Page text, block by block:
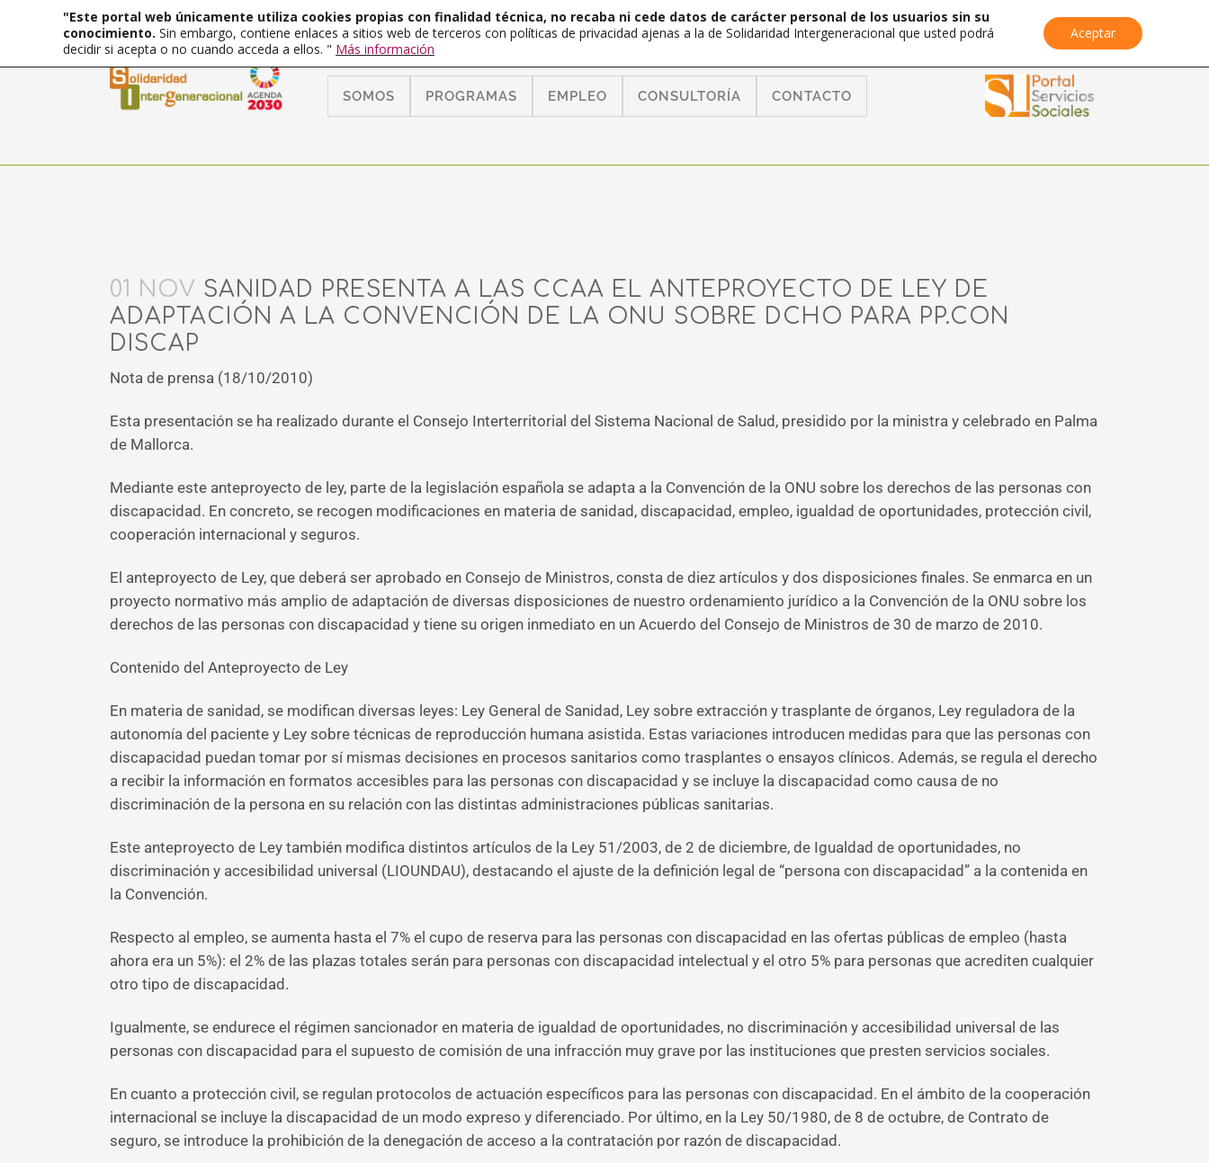
SOMOS PROGRAMAS EMPLEO CONSULTORÍA CONTACTO
01 NOV SANIDAD PRESENTA A LAS CCAA EL ANTEPROYECTO DE LEY DE
ADAPTACIÓN A LA CONVENCIÓN DE LA ONU SOBRE DCHO PARA PP.CON
DISCAP
Nota de prensa (18/10/2010)
Esta presentación se ha realizado durante el Consejo Interterritorial del Sistema Nacional de Salud, presidido por la ministra y celebrado en Palma
de Mallorca.
Mediante este anteproyecto de ley, parte de la legislación española se adapta a la Convención de la ONU sobre los derechos de las personas con
discapacidad. En concreto, se recogen modificaciones en materia de sanidad, discapacidad, empleo, igualdad de oportunidades, protección civil,
cooperación internacional y seguros.
El anteproyecto de Ley, que deberá ser aprobado en Consejo de Ministros, consta de diez artículos y dos disposiciones finales. Se enmarca en un
proyecto normativo más amplio de adaptación de diversas disposiciones de nuestro ordenamiento jurídico a la Convención de la ONU sobre los
derechos de las personas con discapacidad y tiene su origen inmediato en un Acuerdo del Consejo de Ministros de 30 de marzo de 2010.
Contenido del Anteproyecto de Ley
En materia de sanidad, se modifican diversas leyes: Ley General de Sanidad, Ley sobre extracción y trasplante de órganos, Ley reguladora de la
autonomía del paciente y Ley sobre técnicas de reproducción humana asistida. Estas variaciones introducen medidas para que las personas con
discapacidad puedan tomar por sí mismas decisiones en procesos sanitarios como trasplantes o ensayos clínicos. Además, se regula el derecho
a recibir la información en formatos accesibles para las personas con discapacidad y se incluye la discapacidad como causa de no
discriminación de la persona en su relación con las distintas administraciones públicas sanitarias.
Este anteproyecto de Ley también modifica distintos artículos de la Ley 51/2003, de 2 de diciembre, de Igualdad de oportunidades, no
discriminación y accesibilidad universal (LIOUNDAU), destacando el ajuste de la definición legal de “persona con discapacidad” a la contenida en
la Convención.
Respecto al empleo, se aumenta hasta el 7% el cupo de reserva para las personas con discapacidad en las ofertas públicas de empleo (hasta
ahora era un 5%): el 2% de las plazas totales serán para personas con discapacidad intelectual y el otro 5% para personas que acrediten cualquier
otro tipo de discapacidad.
Igualmente, se endurece el régimen sancionador en materia de igualdad de oportunidades, no discriminación y accesibilidad universal de las
personas con discapacidad para el supuesto de comisión de una infracción muy grave por las instituciones que presten servicios sociales.
En cuanto a protección civil, se regulan protocolos de actuación específicos para las personas con discapacidad. En el ámbito de la cooperación
internacional se incluye la discapacidad de un modo expreso y diferenciado. Por último, en la Ley 50/1980, de 8 de octubre, de Contrato de
seguro, se introduce la prohibición de la denegación de acceso a la contratación por razón de discapacidad.
"Este portal web únicamente utiliza cookies propias con finalidad técnica, no recaba ni cede datos de carácter personal de los usuarios sin su
conocimiento. Sin embargo, contiene enlaces a sitios web de terceros con políticas de privacidad ajenas a la de Solidaridad Intergeneracional que usted podrá
decidir si acepta o no cuando acceda a ellos. " Más información
Aceptar